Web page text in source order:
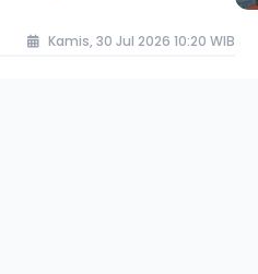
Kamis, 30 Jul 2026 10:20 WIB